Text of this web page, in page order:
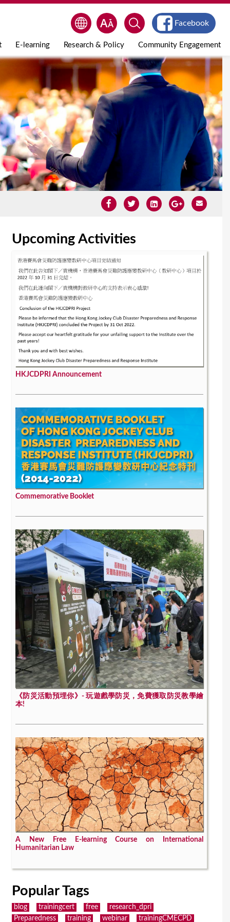
E-learning Research & Policy Community Engagement
Facebook
Upcoming Activities
HKJCDPRI Announcement
Commemorative Booklet
《防災活動預埋你》- 玩遊戲學防災，免費獲取防災教學繪
本!
A New Free E-learning Course on International
Humanitarian Law
Popular Tags
blog trainingcert free
research_dpri
Preparedness
training webinar
trainingCMECPD